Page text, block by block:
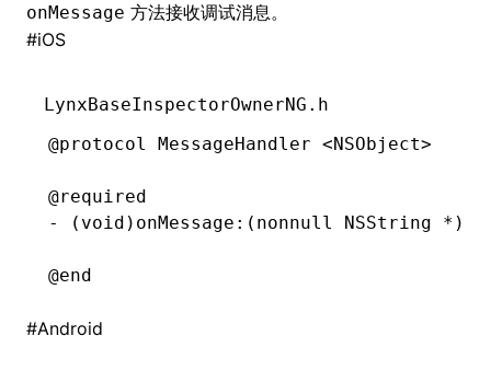
onMessage 方法接收调试消息。
#iOS
LynxBaseInspectorOwnerNG.h
@protocol
MessageHandler <NSObject>
@required
- ( void ) onMessage : ( nonnull NSString * )
@end
#Android